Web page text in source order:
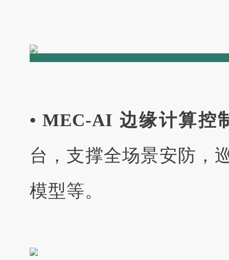
• MEC-AI 边缘计算控
台，支撑全场景安防，
模型等。